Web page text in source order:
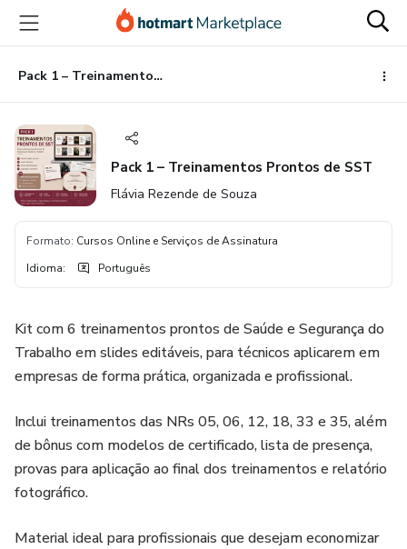
para
conteúdo
principal
para
pagamento
para
rodapé
Pack 1 – Treinamentos Prontos de SST
Pack 1 – Treinamentos Prontos de SST
Flávia Rezende de Souza
Formato: Cursos Online e Serviços de Assinatura
Idioma: Português
Kit com 6 treinamentos prontos de Saúde e Segurança do
Trabalho em slides editáveis, para técnicos aplicarem em
empresas de forma prática, organizada e profissional.
Inclui treinamentos das NRs 05, 06, 12, 18, 33 e 35, além
de bônus com modelos de certificado, lista de presença,
provas para aplicação ao final dos treinamentos e relatório
fotográfico.
Material ideal para profissionais que desejam economizar